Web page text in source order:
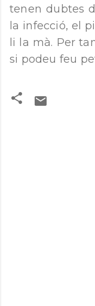
tenen dubtes
la infecció, el
li la mà. Per
si podeu feu